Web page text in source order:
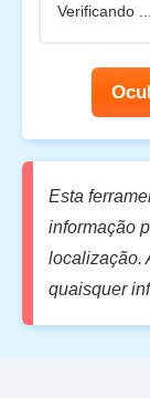
Verificando ...
Esta
informação
localização.
quaisquer